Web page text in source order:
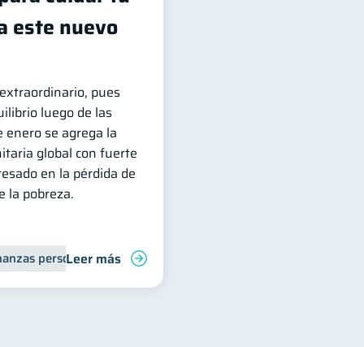
Finanzas para jóvenes
este nuevo
pues
luego de las
se agrega la
global con fuerte
en la pérdida de
la pobreza.
personales
Leer más